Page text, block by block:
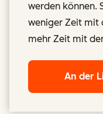
werden können.
weniger Zeit mit
mehr Zeit mit
An der